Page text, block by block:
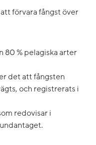
förvara fångst över
80 % pelagiska arter
det att fångsten
och registre­rats i
redovisar i